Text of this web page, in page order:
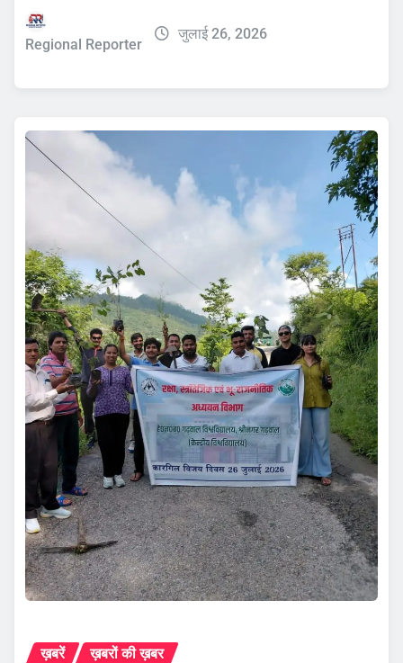
Regional Reporter
जुलाई 26, 2026
ख़बरें ख़बरों की ख़बर